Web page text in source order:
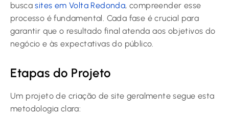
buscasites em Volta Redonda, compreender esse
processo é fundamental. Cada fase é crucial para
garantir que o resultado final atenda aos objetivos do
negócio e às expectativas do público.
Etapas do Projeto
Um projeto de criação de site geralmente segue esta
metodologia clara: